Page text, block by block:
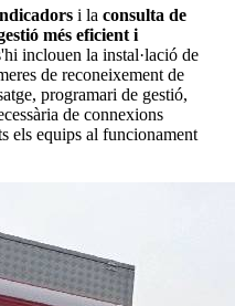
i la consulta de
més eficient i
inclouen la instal·lació de
de reconeixement de
programari de gestió,
de connexions
els equips al funcionament